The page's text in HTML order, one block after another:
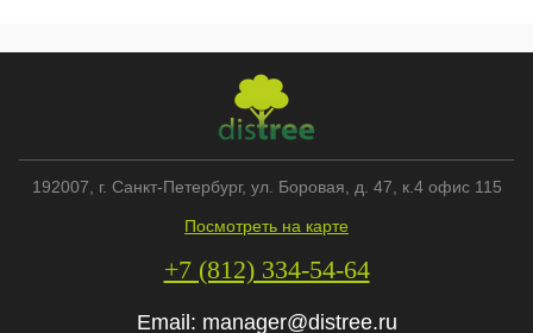
192007 , г. Санкт-Петербург, ул. Боровая, д. 47, к.4 офис 115
Посмотреть на карте
+7 (812) 334-54-64
Email: manager@distree.ru